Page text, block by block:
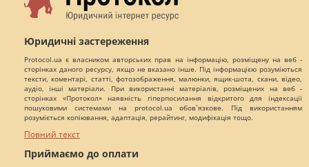
Юридичні застереження
Protocol.ua є власником авторських прав на інформацію, розміщену на веб -
сторінках даного ресурсу, якщо не вказано інше. Під інформацією розуміються
тексти, коментарі, статті, фотозображення, малюнки, ящик-шота, скани, відео,
аудіо, інші матеріали. При використанні матеріалів, розміщених на веб -
сторінках «Протокол» наявність гіперпосилання відкритого для індексації
пошуковими системами на protocol.ua обов`язкове. Під використанням
розуміється копіювання, адаптація, рерайтинг, модифікація тощо.
Повний текст
Приймаємо до оплати